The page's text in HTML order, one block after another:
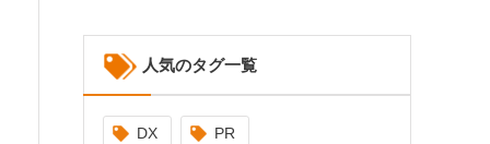
人気のタグ一覧
DX PR